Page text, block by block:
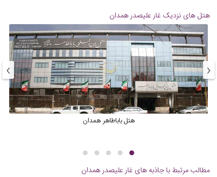
هتل های نزدیک غار علیصدر همدان
هتل باباطاهر همدان
‹
›
مطالب مرتبط با جاذبه های غار علیصدر همدان